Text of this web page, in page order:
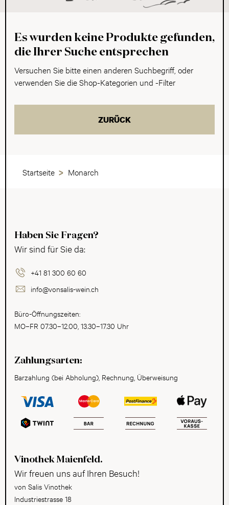
Es wurden keine Produkte gefunden,
die Ihrer Suche entsprechen
Versuchen Sie bitte einen anderen Suchbegriff, oder
verwenden Sie die Shop-Kategorien und -Filter
ZURÜCK
Startseite Monarch
Haben Sie Fragen?
Wir sind für Sie da:
+41 81 300 60 60
info@vonsalis-wein.ch
Büro-Öffnungszeiten:
MO–FR 07.30–12.00, 13.30–17.30 Uhr
Zahlungsarten:
Barzahlung (bei Abholung), Rechnung, Überweisung
Vinothek Maienfeld.
Wir freuen uns auf Ihren Besuch!
von Salis Vinothek
Industriestrasse 18